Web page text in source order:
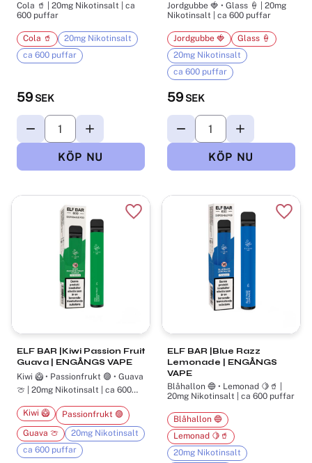
Cola 🥤 | 20mg Nikotinsalt | ca
600 puffar
59 SEK
Cola 🥤
20mg Nikotinsalt
ca 600 puffar
Jordgubbe 🍓 • Glass 🍦 | 20mg
Nikotinsalt | ca 600 puffar
59 SEK
Jordgubbe 🍓
Glass 🍦
20mg Nikotinsalt
ca 600 puffar
ELF BAR |Kiwi Passion Fruit
Guava | ENGÅNGS VAPE
Kiwi 🥝 • Passionfrukt 🟣 • Guava
🍈 | 20mg Nikotinsalt | ca 600
Kiwi 🥝
Passionfrukt 🟣
Guava 🍈
20mg Nikotinsalt
ca 600 puffar
Lägg till i favoriter
ELF BAR |Blue Razz
Lemonade | ENGÅNGS
VAPE
Blåhallon 🔵 • Lemonad 🍋🥤 |
20mg Nikotinsalt | ca 600 puffar
Blåhallon 🔵
Lemonad 🍋🥤
20mg Nikotinsalt